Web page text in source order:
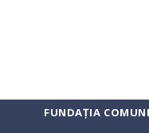
FUNDAȚIA